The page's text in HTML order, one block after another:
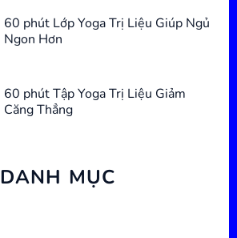
60 phút Lớp Yoga Trị Liệu Giúp Ngủ
Ngon Hơn
60 phút Tập Yoga Trị Liệu Giảm
Căng Thẳng
DANH MỤC